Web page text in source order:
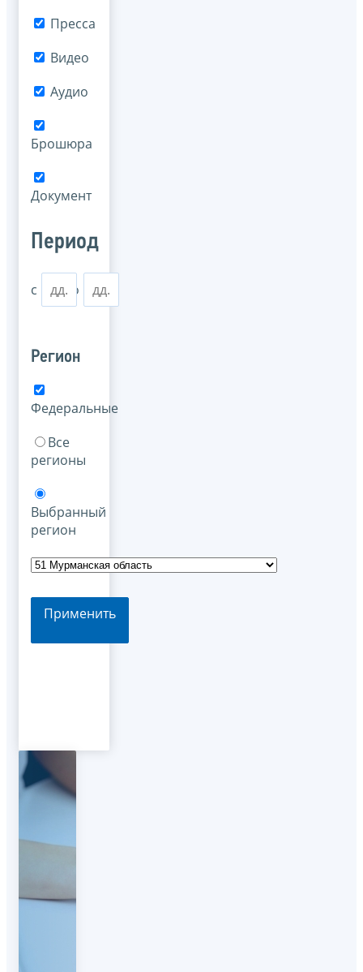
Пресса
Видео
Аудио
Брошюра
Документ
Период
с по
Регион
Федеральные
Все
регионы
Выбранный
регион
Применить